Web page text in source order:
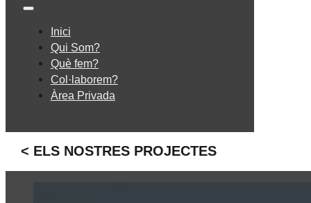
Inici
Qui Som?
Què fem?
Col·laborem?
Àrea Privada
< ELS NOSTRES PROJECTES